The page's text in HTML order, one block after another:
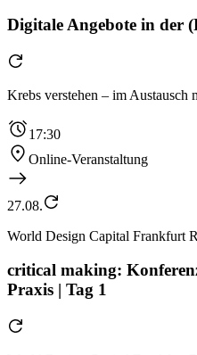
Digitale Angebote in der
Krebs verstehen – im Austausch
17:30
Online-Veranstaltung
27.08.
World Design Capital Frankfurt
critical making:
Praxis | Tag 1